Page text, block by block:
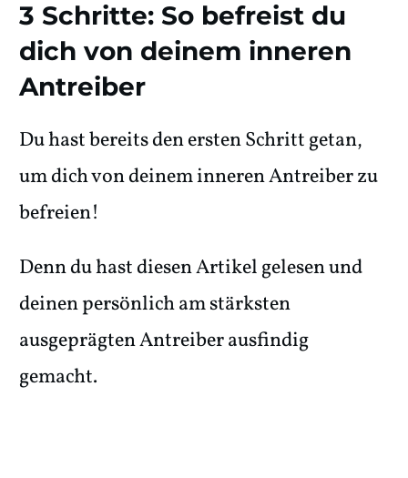
3 Schritte: So befreist du
dich von deinem inneren
Antreiber
Du hast bereits den ersten Schritt getan,
um dich von deinem inneren Antreiber zu
befreien!
Denn du hast diesen Artikel gelesen und
deinen persönlich am stärksten
ausgeprägten Antreiber ausfindig
gemacht.